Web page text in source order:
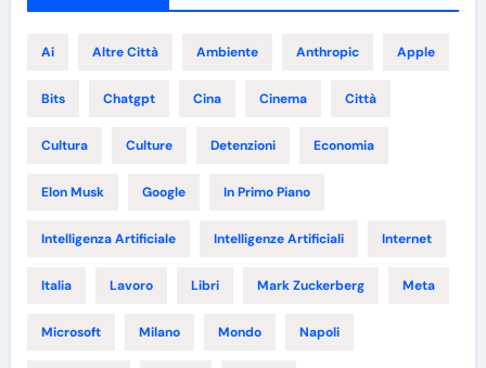
Ai Altre Città Ambiente Anthropic Apple
Bits Chatgpt Cina Cinema Città
Cultura Culture Detenzioni Economia
Elon Musk Google In Primo Piano
Intelligenza Artificiale Intelligenze Artificiali Internet
Italia Lavoro Libri Mark Zuckerberg Meta
Microsoft Milano Mondo Napoli